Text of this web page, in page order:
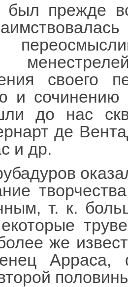
был прежде
своего
и
до нас
де
и др.
т. к.
же
Арраса,